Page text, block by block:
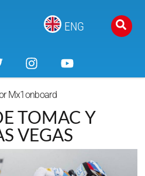
ENG
Mx1onboard
TOMAC Y
VEGAS